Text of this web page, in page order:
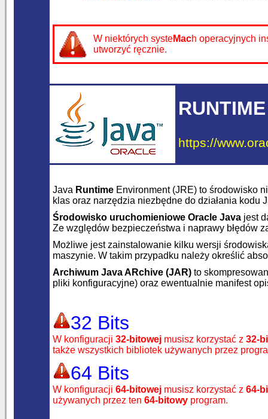
W niektórych systeMach operacyjnych
utworzyć ręcznie.
https://
Java Runtime Environment (JRE) to środowisko
klas oraz narzędzia niezbędne do działania kodu
Środowisko uruchomieniowe Oracle Java jest
Ze względów bezpieczeństwa i naprawy błędów
Możliwe jest zainstalowanie kilku wersji
maszynie. W takim przypadku należy określić
Archiwum Java ARchive (JAR) to
pliki konfiguracyjne) oraz ewentualnie manifest
32 Bits
W konfiguracji 32-bitowej musisz korzystać z 32-
także wszystkich bibliotek używanych przez
64 Bits
W konfiguracji 64-bitowej musisz korzystać z 64-
używanych przez ten 64-bitowy program.